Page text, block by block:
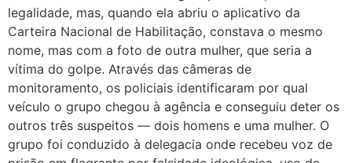
legalidade, mas, quando ela abriu o aplicativo da
Carteira Nacional de Habilitação, constava o mesmo
nome, mas com a foto de outra mulher, que seria a
vítima do golpe. Através das câmeras de
monitoramento, os policiais identificaram por qual
veículo o grupo chegou à agência e conseguiu deter os
outros três suspeitos — dois homens e uma mulher. O
grupo foi conduzido à delegacia onde recebeu voz de